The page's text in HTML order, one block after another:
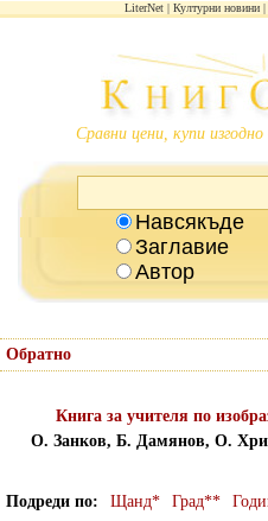
LiterNet Културни новини
Сравни цени, купи
Навсякъде
Заглавие
Автор
Обратно
Книга за учителя по
О. Занков, Б. Дамянов, О.
Подреди по Щанд* Град**